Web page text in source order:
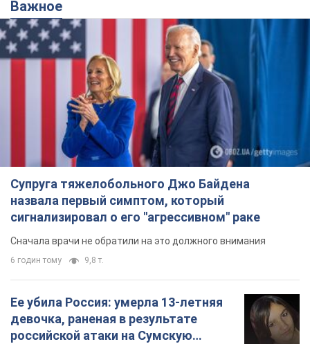
Важное
Супруга тяжелобольного Джо Байдена
назвала первый симптом, который
сигнализировал о его "агрессивном" раке
Сначала врачи не обратили на это должного внимания
6 годин тому 9,8 т.
Ее убила Россия: умерла 13-летняя
девочка, раненая в результате
российской атаки на Сумскую